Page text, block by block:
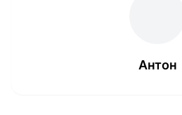
Антон